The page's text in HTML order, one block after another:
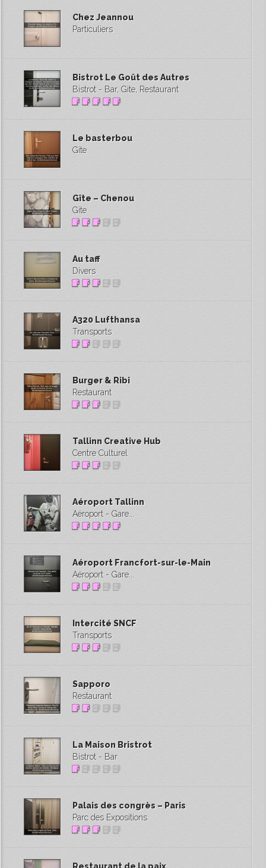
Chez Jeannou
Particuliers
Bistrot Le Goût des Autres
Bistrot - Bar, Gite, Restaurant
Le basterbou
Gite
Gîte – Chenou
Gite
Au taff
Divers
A320 Lufthansa
Transports
Burger & Ribi
Restaurant
Tallinn Creative Hub
Centre Culturel
Aéroport Tallinn
Aéroport - Gare...
Aéroport Francfort-sur-le-Main
Aéroport - Gare...
Intercité SNCF
Transports
Sapporo
Restaurant
La Maison Bristrot
Bistrot - Bar
Palais des congrès – Paris
Parc des Expositions